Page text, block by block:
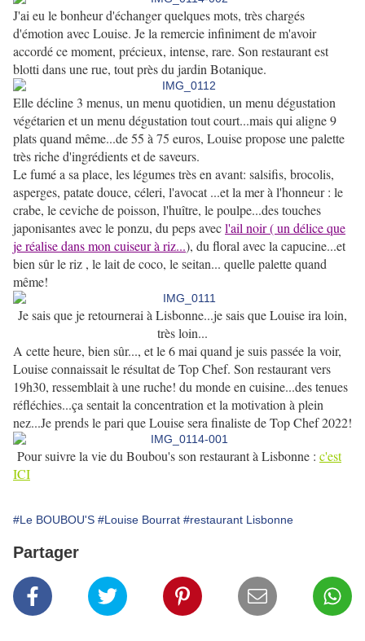
J'ai eu le bonheur d'échanger quelques mots, très chargés
d'émotion avec Louise. Je la remercie infiniment de m'avoir
accordé ce moment, précieux, intense, rare. Son restaurant est
blotti dans une rue, tout près du jardin Botanique.
Elle décline 3 menus, un menu quotidien, un menu dégustation
végétarien et un menu dégustation tout court...mais qui aligne 9
plats quand même...de 55 à 75 euros, Louise propose une palette
très riche d'ingrédients et de saveurs.
Le fumé a sa place, les légumes très en avant: salsifis, brocolis,
asperges, patate douce, céleri, l'avocat ...et la mer à l'honneur : le
crabe, le ceviche de poisson, l'huître, le poulpe...des touches
japonisantes avec le ponzu, du peps avecl'ail noir ( un délice que
je réalise dans mon cuiseur à riz...), du floral avec la capucine...et
bien sûr le riz , le lait de coco, le seitan... quelle palette quand
même!
Je sais que je retournerai à Lisbonne...je sais que Louise ira loin,
très loin...
A cette heure, bien sûr..., et le 6 mai quand je suis passée la voir,
Louise connaissait le résultat de Top Chef. Son restaurant vers
19h30, ressemblait à une ruche! du monde en cuisine...des tenues
réfléchies...ça sentait la concentration et la motivation à plein
nez...Je prends le pari que Louise sera finaliste de Top Chef 2022!
Pour suivre la vie du Boubou's son restaurant à Lisbonne : c'est
ICI
#Le BOUBOU'S #Louise Bourrat #restaurant Lisbonne
Partager